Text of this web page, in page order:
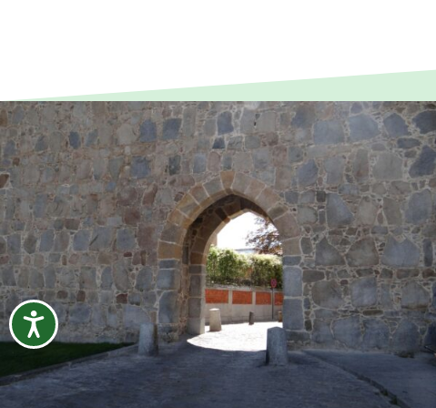
Accesibilidad